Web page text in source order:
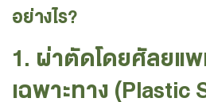
อย่างไร?
1. ผ่าตัดโดยศัลยแ
เฉพาะทาง (Plastic